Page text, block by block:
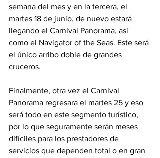
semana del mes y en la tercera, el
martes 18 de junio, de nuevo estará
llegando el Carnival Panorama, así
como el Navigator of the Seas. Este será
el único arribo doble de grandes
cruceros.
Finalmente, otra vez el Carnival
Panorama regresara el martes 25 y eso
será todo en este segmento turístico,
por lo que seguramente serán meses
difíciles para los prestadores de
servicios que dependen total o en gran